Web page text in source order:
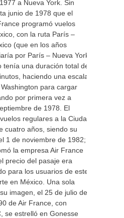
a Nueva York. Sin
junio de 1978 que el
programó vuelos
con la ruta París –
(que en los años
por París – Nueva York
tenía una duración total de
haciendo una escala
para cargar
por primera vez a
de 1978. El
regulares a la Ciudad
cuatro años, siendo su
1 de noviembre de 1982;
la empresa Air France
precio del pasaje era
para los usuarios de este
en México. Una sola
imagen, el 25 de julio de
de Air France, con
se estrelló en Gonesse